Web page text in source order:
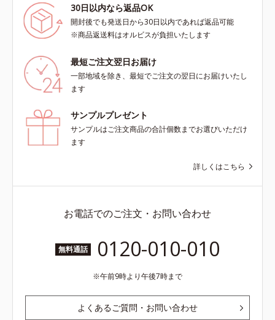
30日以内なら返品OK
開封後でも発送日から30日以内であれば返品可能
※商品返送料はオルビスが負担いたします
最短ご注文翌日お届け
一部地域を除き、最短でご注文の翌日にお届けいたし
ます
サンプルプレゼント
サンプルはご注文商品の合計個数までお選びいただけ
ます
詳しくはこちら
お電話でのご注文・お問い合わせ
無料通話 0120-010-010
午前9時より午後7時まで
よくあるご質問・お問い合わせ